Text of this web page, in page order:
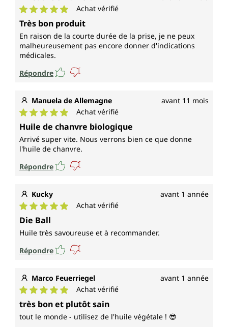
Note moyenne de 5 sur 5 étoiles
Achat vérifié
Très bon produit
En raison de la courte durée de la prise, je ne peux
malheureusement pas encore donner d'indications
médicales.
Répondre
Manuela de Allemagne avant 11 mois
Note moyenne de 5 sur 5 étoiles
Achat vérifié
Huile de chanvre biologique
Arrivé super vite. Nous verrons bien ce que donne
l'huile de chanvre.
Répondre
Kucky avant 1 année
Note moyenne de 5 sur 5 étoiles
Achat vérifié
Die Ball
Huile très savoureuse et à recommander.
Répondre
Marco Feuerriegel avant 1 année
Note moyenne de 5 sur 5 étoiles
Achat vérifié
très bon et plutôt sain
tout le monde - utilisez de l'huile végétale ! 😎